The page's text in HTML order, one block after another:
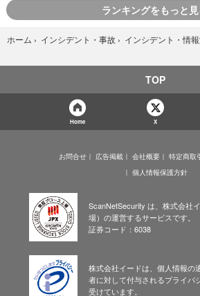
ランキングをもっと
ホーム › インシデント・事故 › インシデント・情
TOP
Home X
お問合せ 広告掲載 会社概要
特定商取
個人情報保護方針
ScanNetSecurity は、株式会社
場）の運営するサービスです。
証券コード：6038
株式会社イードは、個人情報の
者に対して付与されるプライバ
受けています。